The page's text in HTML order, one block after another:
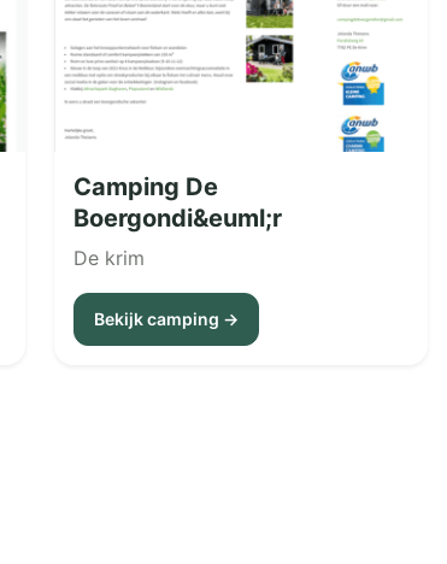
Camping De
Boergondi&euml;r
De krim
Bekijk camping →